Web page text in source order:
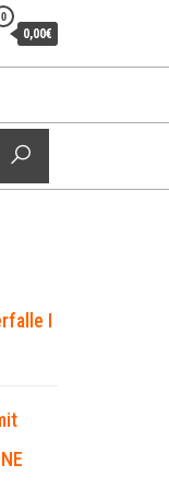
0
0,00€
I